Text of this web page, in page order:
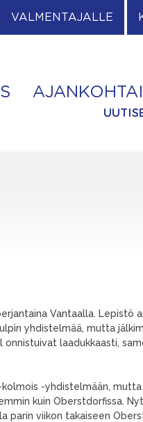
VALMENTAJALLE
Vantaalla. Lepistö
yhdistelmää, mutta
laadukkaasti,
-yhdistelmään,
kuin Oberstdorfissa.
parin viikon takaiseen